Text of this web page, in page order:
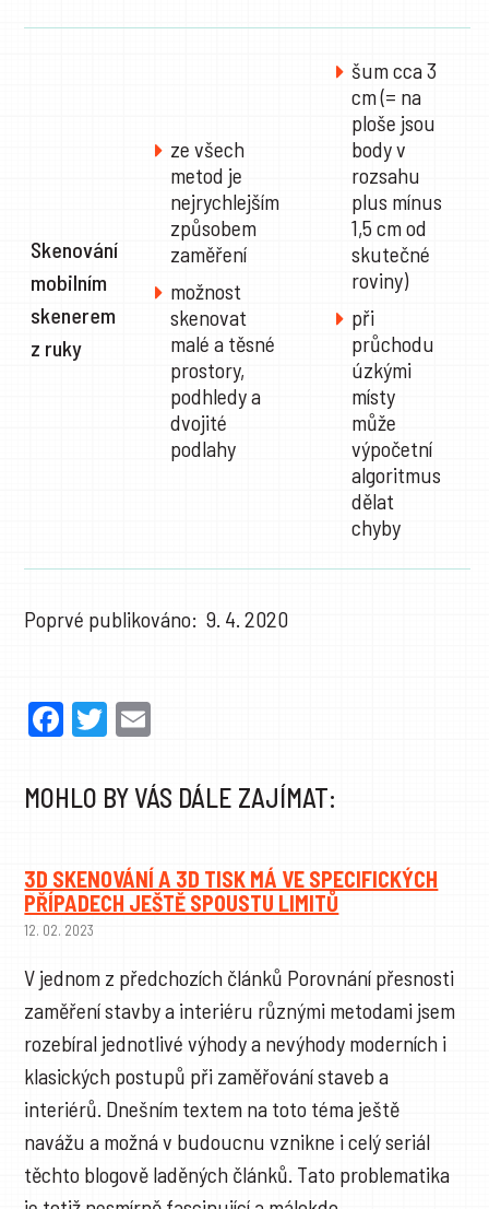
Skenování
mobilním
skenerem
z ruky
ze všech
metod je
nejrychlejším
způsobem
zaměření
možnost
skenovat
malé a těsné
prostory,
podhledy a
dvojité
podlahy
šum cca 3
cm (= na
ploše jsou
body v
rozsahu
plus mínus
1,5 cm od
skutečné
roviny)
při
průchodu
úzkými
místy
může
výpočetní
algoritmus
dělat
chyby
Poprvé publikováno: 9. 4. 2020
Facebook
Twitter
MOHLO BY VÁS DÁLE ZAJÍMAT:
3D SKENOVÁNÍ A 3D TISK MÁ VE SPECIFICKÝCH
PŘÍPADECH JEŠTĚ SPOUSTU LIMITŮ
12. 02. 2023
V jednom z předchozích článků Porovnání přesnosti
zaměření stavby a interiéru různými metodami jsem
rozebíral jednotlivé výhody a nevýhody moderních i
klasických postupů při zaměřování staveb a
interiérů. Dnešním textem na toto téma ještě
navážu a možná v budoucnu vznikne i celý seriál
těchto blogově laděných článků. Tato problematika